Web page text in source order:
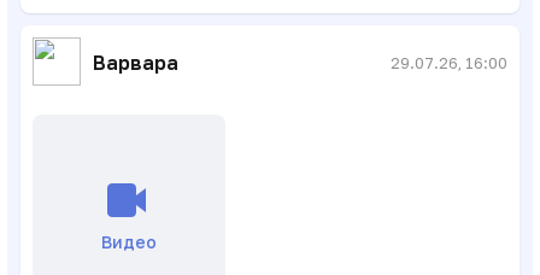
Варвара 29.07.26, 16:00
Видео